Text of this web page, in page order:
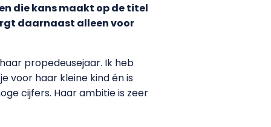
die kans maakt op de titel
daarnaast alleen voor
propedeusejaar. Ik heb
voor haar kleine kind én is
cijfers. Haar ambitie is zeer